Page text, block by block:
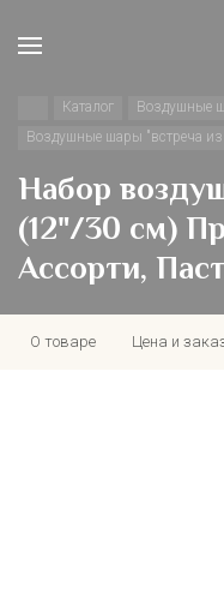
Каталог
Воздушные
Воздушные шары "встреча
Набор
(12"/30 см)
Ассорти,
О товаре Цена и